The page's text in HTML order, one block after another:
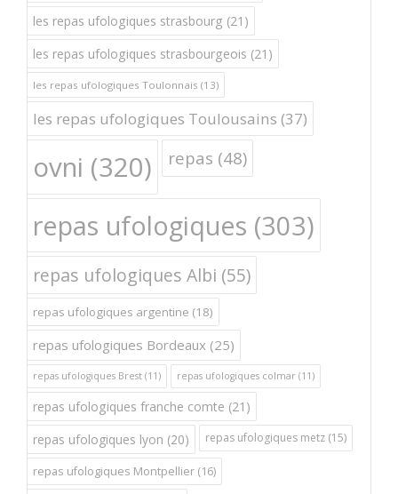
les repas ufologiques strasbourg (21)
les repas ufologiques strasbourgeois (21)
les repas ufologiques Toulonnais (13)
les repas ufologiques Toulousains (37)
ovni (320) repas (48)
repas ufologiques (303)
repas ufologiques Albi (55)
repas ufologiques argentine (18)
repas ufologiques Bordeaux (25)
repas ufologiques Brest (11) repas ufologiques colmar (11)
repas ufologiques franche comte (21)
repas ufologiques lyon (20) repas ufologiques metz (15)
repas ufologiques Montpellier (16)